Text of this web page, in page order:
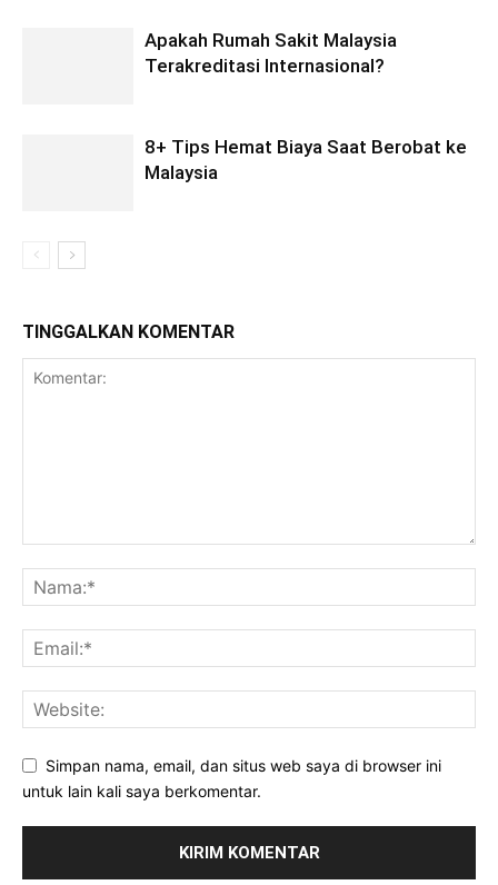
Apakah Rumah Sakit Malaysia
Terakreditasi Internasional?
8+ Tips Hemat Biaya Saat Berobat ke
Malaysia
TINGGALKAN KOMENTAR
Simpan nama, email, dan situs web saya di browser ini
untuk lain kali saya berkomentar.